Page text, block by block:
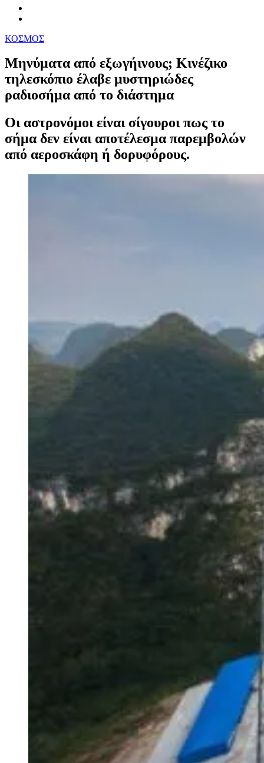
ΚΟΣΜΟΣ
Μηνύματα από εξωγήινους; Κινέζικο
τηλεσκόπιο έλαβε μυστηριώδες
ραδιοσήμα από το διάστημα
Οι αστρονόμοι είναι σίγουροι πως το
σήμα δεν είναι αποτέλεσμα παρεμβολών
από αεροσκάφη ή δορυφόρους.